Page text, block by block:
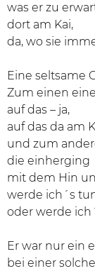
was er zu
dort am Kai,
da, wo sie
Eine seltsame
Zum einen
auf das – ja,
auf das da am
und zum
die einherging
mit dem Hin
werde ich´s
oder werde
Er war nur ein
bei einer